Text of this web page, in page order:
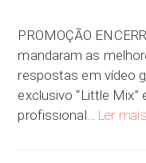
PROMOÇÃO
mandaram as
respostas em vídeo
exclusivo “Little Mix”
profissional… Ler mais